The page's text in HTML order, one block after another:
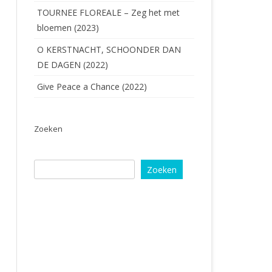
TOURNEE FLOREALE – Zeg het met
bloemen (2023)
O KERSTNACHT, SCHOONDER DAN
DE DAGEN (2022)
Give Peace a Chance (2022)
Zoeken
Zoeken